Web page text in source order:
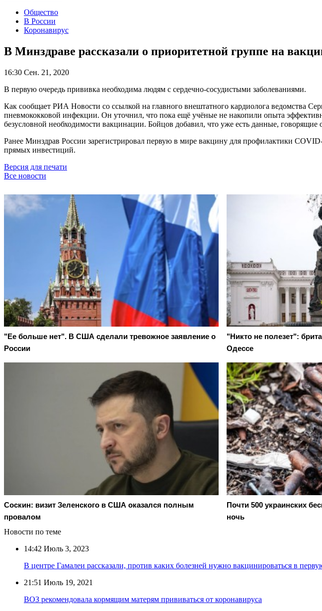
Общество
В России
Коронавирус
В Минздраве рассказали о приоритетной группе на
16:30 Сен. 21, 2020
В первую очередь прививка необходима людям с сердечно-сосудистыми заболеваниями.
Как сообщает РИА Новости со ссылкой на главного внештатного кардиолога ведомства
пневмококковой инфекции. Он уточнил, что пока ещё учёные не накопили опыта
безусловной необходимости вакцинации. Бойцов добавил, что уже есть данные, говорящие
Ранее Минздрав России зарегистрировал первую в мире вакцину для профилактики
прямых инвестиций.
Версия для печати
Все новости
"Ее больше нет". В США сделали тревожное заявление о
России
"Никто не полезет":
Одессе
Соскин: визит Зеленского в США оказался полным
провалом
Почти 500 украинских
ночь
Новости по теме
14:42 Июль 3, 2023
В центре Гамалеи рассказали, против каких болезней нужно вакцинироваться в
21:51 Июль 19, 2021
ВОЗ рекомендовала кормящим матерям прививаться от коронавируса